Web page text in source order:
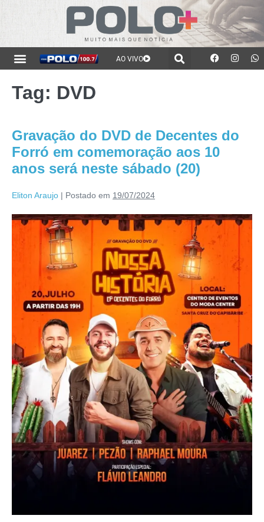
AO VIVO
Tag: DVD
Gravação do DVD de Decentes do
Forró em comemoração aos 10
anos será neste sábado (20)
Eliton Araujo | Postado em 19/07/2024